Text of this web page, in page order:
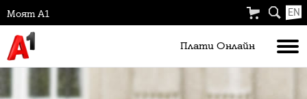
Моят А1 EN
Плати Oнлайн